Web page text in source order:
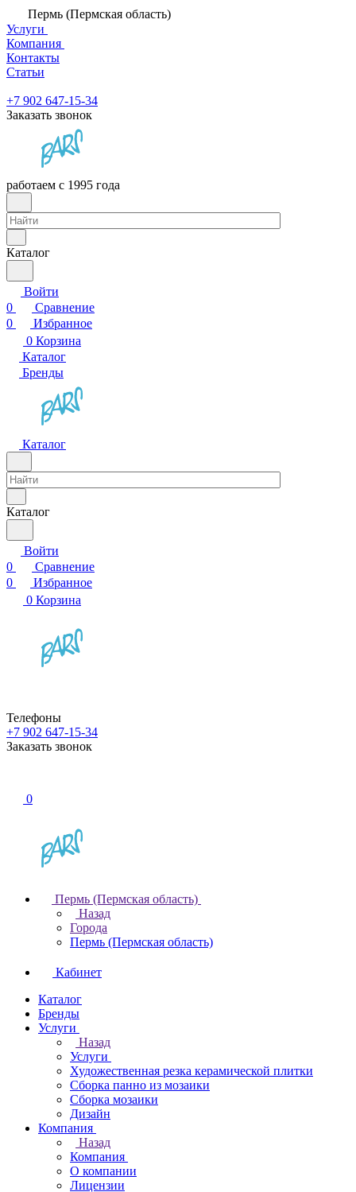
Пермь (Пермская область)
Услуги
Компания
Контакты
Статьи
+7 902 647-15-34
Заказать звонок
работаем с 1995 года
Каталог
Войти
0
Сравнение
0
Избранное
0 Корзина
Каталог
Бренды
Каталог
Каталог
Войти
0
Сравнение
0
Избранное
0 Корзина
Телефоны
+7 902 647-15-34
Заказать звонок
0
Пермь (Пермская область)
Назад
Города
Пермь (Пермская область)
Кабинет
Каталог
Бренды
Услуги
Назад
Услуги
Художественная резка керамической плитки
Сборка панно из мозаики
Сборка мозаики
Дизайн
Компания
Назад
Компания
О компании
Лицензии